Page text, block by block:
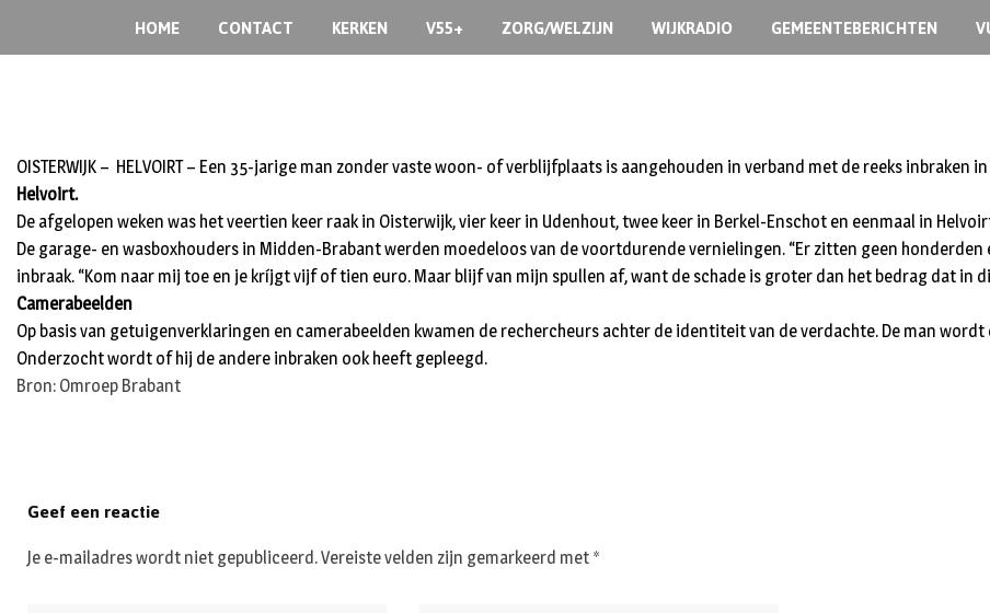
HOME CONTACT KERKEN V55+ ZORG/WELZIJN WIJKRADIO GEMEENTEBERICHTEN
OISTERWIJK – HELVOIRT – Een 35-jarige man zonder vaste woon- of verblijfplaats is aangehouden in verband met de reeks
Helvoirt.
De afgelopen weken was het veertien keer raak in Oisterwijk, vier keer in Udenhout, twee keer in Berkel-Enschot en eenmaal in
De garage- en wasboxhouders in Midden-Brabant werden moedeloos van de voortdurende vernielingen. “Er zitten geen honderden
inbraak. “Kom naar mij toe en je kríjgt vijf of tien euro. Maar blijf van mijn spullen af, want de schade is groter dan het bedrag dat in
Camerabeelden
Op basis van getuigenverklaringen en camerabeelden kwamen de rechercheurs achter de identiteit van de verdachte. De man
Onderzocht wordt of hij de andere inbraken ook heeft gepleegd.
Bron: Omroep Brabant
Geef een reactie
Je e-mailadres wordt niet gepubliceerd.Vereiste velden zijn gemarkeerd met *